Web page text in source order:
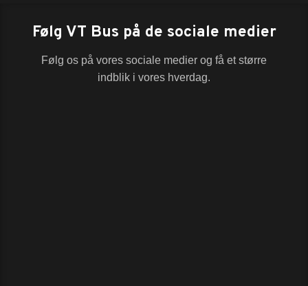
Følg VT Bus på de sociale medier
Følg os på vores sociale medier og få et større
indblik i vores hverdag.